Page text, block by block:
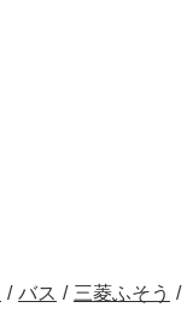
/ バス / 三菱ふそう /